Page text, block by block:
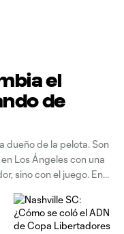
el
de
dueño de la pelota. Son
Los Ángeles con una
sino con el juego. En